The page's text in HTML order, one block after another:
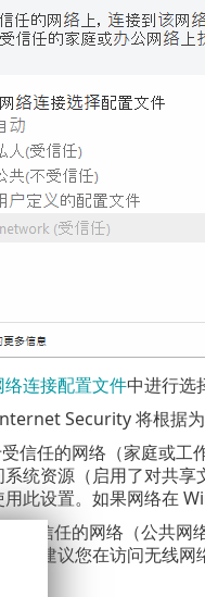
络连接配置文件中进行选
Security 将根据
信任的网络（家庭或工
统资源（启用了对共
此设置。如果网络在
不受信任的网络（公共
。建议您在访问无线